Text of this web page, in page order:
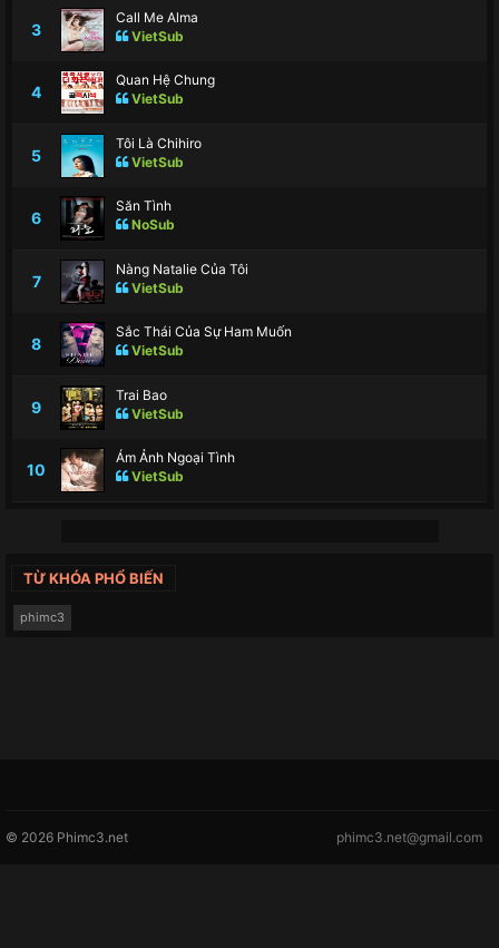
3
Call Me Alma
VietSub
4
Quan Hệ Chung
VietSub
5
Tôi Là Chihiro
VietSub
6
Săn Tình
NoSub
7
Nàng Natalie Của Tôi
VietSub
8
Sắc Thái Của Sự Ham Muốn
VietSub
9
Trai Bao
VietSub
10
Ám Ảnh Ngoại Tình
VietSub
TỪ KHÓA PHỔ BIẾN
phimc3
© 2026 Phimc3.net phimc3.net@gmail.com